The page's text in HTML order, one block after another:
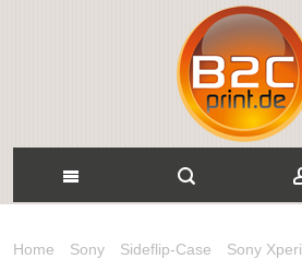
Home Sony Sideflip-Case Sony